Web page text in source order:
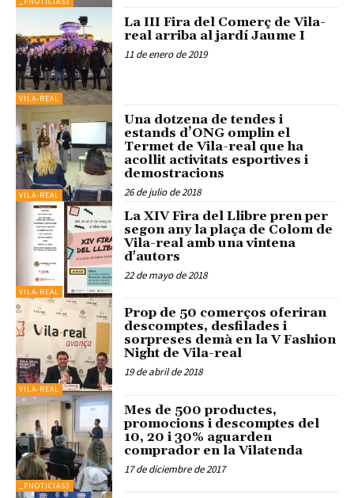
VILA-REAL
La III Fira del Comerç de Vila-
real arriba al jardí Jaume I
11 de enero de 2019
VILA-REAL
Una dotzena de tendes i
estands d’ONG omplin el
Termet de Vila-real que ha
acollit activitats esportives i
demostracions
26 de julio de 2018
VILA-REAL
La XIV Fira del Llibre pren per
segon any la plaça de Colom de
Vila-real amb una vintena
d'autors
22 de mayo de 2018
VILA-REAL
Prop de 50 comerços oferiran
descomptes, desfilades i
sorpreses demà en la V Fashion
Night de Vila-real
19 de abril de 2018
_PNOTICIAS3
Mes de 500 productes,
promocions i descomptes del
10, 20 i 30% aguarden
comprador en la Vilatenda
17 de diciembre de 2017